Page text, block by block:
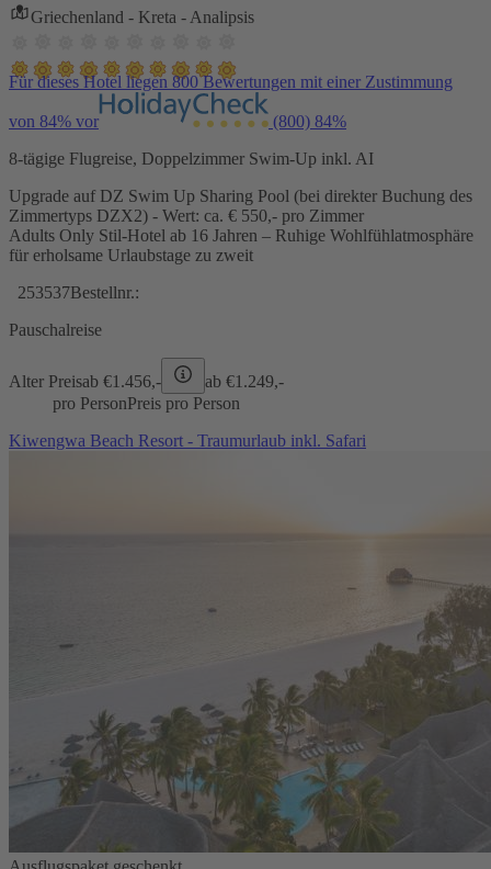
Griechenland - Kreta - Analipsis
Für dieses Hotel liegen 800 Bewertungen mit einer Zustimmung
von 84% vor (800) 84%
8-tägige Flugreise, Doppelzimmer Swim-Up inkl. AI
Upgrade auf DZ Swim Up Sharing Pool (bei direkter Buchung des
Zimmertyps DZX2) - Wert: ca. € 550,- pro Zimmer
Adults Only Stil-Hotel ab 16 Jahren – Ruhige Wohlfühlatmosphäre
für erholsame Urlaubstage zu zweit
253537Bestellnr.:
Pauschalreise
Alter Preisab €1.456,- ab €1.249,-
pro PersonPreis pro Person
Kiwengwa Beach Resort - Traumurlaub inkl. Safari